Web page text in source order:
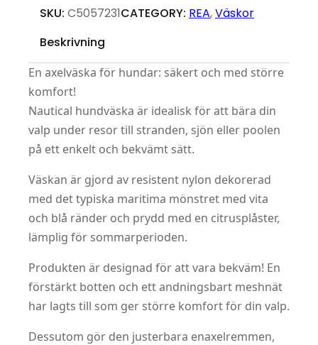
SKU: C5057231CATEGORY: REA, Väskor
Beskrivning
En axelväska för hundar: säkert och med större
komfort!
Nautical hundväska är idealisk för att bära din
valp under resor till stranden, sjön eller poolen
på ett enkelt och bekvämt sätt.
Väskan är gjord av resistent nylon dekorerad
med det typiska maritima mönstret med vita
och blå ränder och prydd med en citrusplåster,
lämplig för sommarperioden.
Produkten är designad för att vara bekväm! En
förstärkt botten och ett andningsbart meshnät
har lagts till som ger större komfort för din valp.
Dessutom gör den justerbara enaxelremmen,